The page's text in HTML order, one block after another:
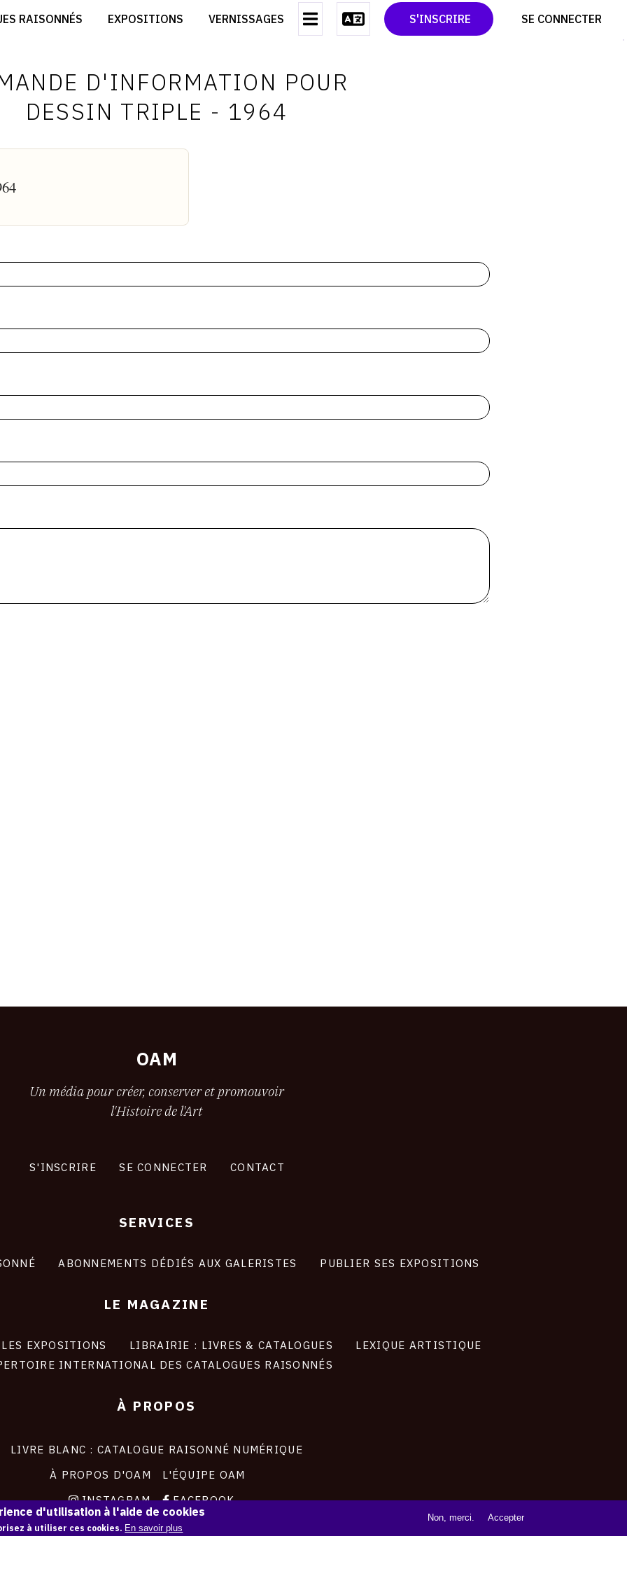
RAISONNÉS EXPOSITIONS VERNISSAGES S'INSCRIRE SE CONNECTER
CRÉER SON CATALOGUE D'EXPO
DEVENIR CONTRIBUTEUR
CONTACT
CGU
TWITTER
PINTEREST
D'INFORMATION POUR
DESSIN TRIPLE - 1964
OAM
Un média pour créer, conserver et promouvoir
l'Histoire de l'Art
S'INSCRIRE SE CONNECTER CONTACT
SERVICES
ABONNEMENTS DÉDIÉS AUX GALERISTES PUBLIER SES EXPOSITIONS
LE MAGAZINE
LES EXPOSITIONS LIBRAIRIE : LIVRES & CATALOGUES
LEXIQUE ARTISTIQUE
INTERNATIONAL DES CATALOGUES RAISONNÉS
À PROPOS
LIVRE BLANC : CATALOGUE RAISONNÉ NUMÉRIQUE
À PROPOS D'OAM
L'ÉQUIPE OAM
INSTAGRAM
FACEBOOK
CGU
CGV
d'utilisation à l'aide de cookies
à utiliser ces cookies. En savoir plus
Non, merci. Accepter